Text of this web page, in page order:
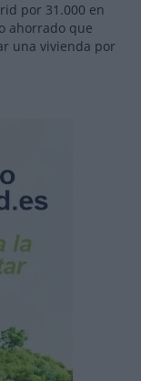
por 31.000 en
ahorrado que
una vivienda por